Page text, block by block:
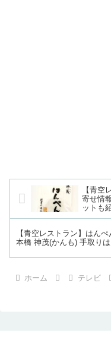
【青空
寄せ情
ットも
【青空レストラン】はん
本橋 神茂(かんも) 手取り
ホーム テレビ